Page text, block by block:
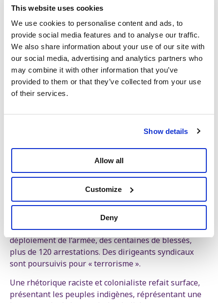
This website uses cookies
We use cookies to personalise content and ads, to
provide social media features and to analyse our traffic.
We also share information about your use of our site with
our social media, advertising and analytics partners who
may combine it with other information that you’ve
provided to them or that they’ve collected from your use
of their services.
Show details
Allow all
Customize
Deny
tactique bien réfléchie. Chapeau ! »
Il conclut : « Nous voyons ici, sous nos yeux, qu’une
grève générale et une large mobilisation populaire ne
peuvent avoir de valeur que si elles sont portées
collectivement. Sinon, c’est du sable mouvant, et ça ne
vaut rien. Les actions sont aussi pensées et élaborées
de manière à tenir sur le plus long terme, et à ne pas
c’est typiquement bolivien. Ou est-ce typique de la
Un gouvernement autoritaire de
droite face à la révolte
Et donc le gouvernement de Rodrigo Paz, arrivé au
pouvoir il y a à peine un an, applique un programme
néolibéral : privatisations, réduction de l’État,
ouverture aux capitaux étrangers. Face à la
contestation, il a choisi la répression massive :
déploiement de l’armée, des centaines de blessés,
plus de 120 arrestations. Des dirigeants syndicaux
sont poursuivis pour « terrorisme ».
Une rhétorique raciste et colonialiste refait surface,
présentant les peuples indigènes, réprésentant une